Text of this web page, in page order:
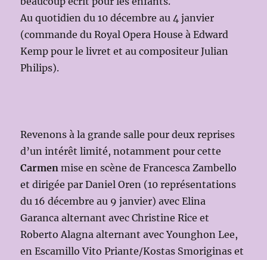
Au quotidien du 10 décembre au 4 janvier
(commande du Royal Opera House à Edward
Kemp pour le livret et au compositeur Julian
Philips).
Revenons à la grande salle pour deux reprises
d’un intérêt limité, notamment pour cette
Carmen mise en scène de Francesca Zambello
et dirigée par Daniel Oren (10 représentations
du 16 décembre au 9 janvier) avec Elina
Garanca alternant avec Christine Rice et
Roberto Alagna alternant avec Younghon Lee,
en Escamillo Vito Priante/Kostas Smoriginas et